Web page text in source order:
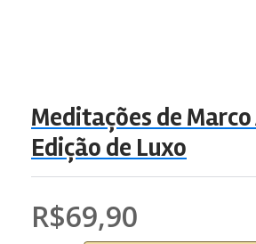
Meditações de
Edição de Luxo
R$69,90